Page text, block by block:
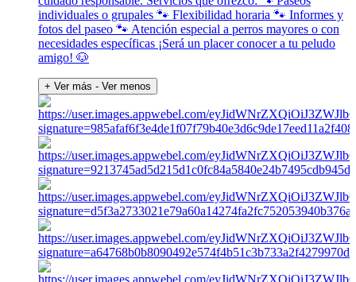
individuales o grupales 🐾 Flexibilidad horaria 🐾 Informes y
fotos del paseo 🐾 Atención especial a perros mayores o con
necesidades específicas ¡Será un placer conocer a tu peludo
amigo! 🐶
+ Ver más - Ver menos